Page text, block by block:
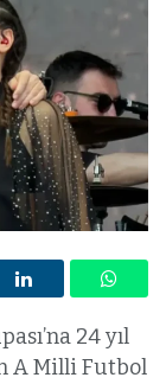
24 yıl
A Milli Futbol